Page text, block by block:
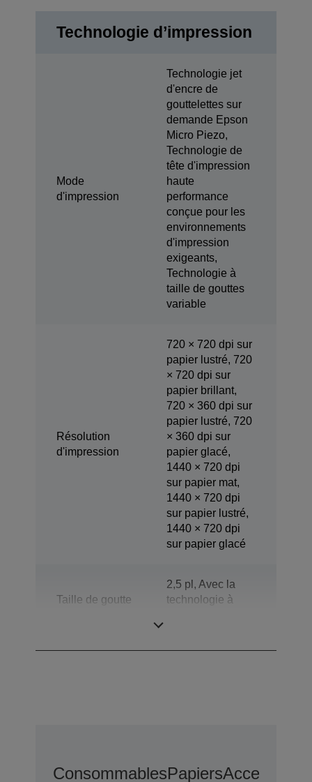
Technologie d’impression
Mode
d'impression
Technologie jet
d'encre de
gouttelettes sur
demande Epson
Micro Piezo,
Technologie de
tête d'impression
haute
performance
conçue pour les
environnements
d'impression
exigeants,
Technologie à
taille de gouttes
variable
Résolution
d'impression
720 × 720 dpi sur
papier lustré, 720
× 720 dpi sur
papier brillant,
720 × 360 dpi sur
papier lustré, 720
× 360 dpi sur
papier glacé,
1440 × 720 dpi
sur papier mat,
1440 × 720 dpi
sur papier lustré,
1440 × 720 dpi
sur papier glacé
Taille de goutte
2,5 pl, Avec la
technologie à
ConsommablesPapiersAccessoires